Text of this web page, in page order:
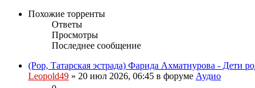
Похожие торренты
Ответы
Просмотры
Последнее сообщение
(Pop, Татарская эстрада) Фарида Ахматнурова - Дети
Leopold49 » 20 июл 2026, 06:45 в форуме Аудио